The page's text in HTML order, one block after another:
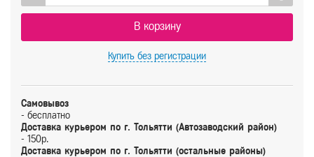
В корзину
Купить без регистрации
Самовывоз
- бесплатно
Доставка курьером по г. Тольятти (Автозаводский район)
- 150р.
Доставка курьером по г. Тольятти (остальные районы)